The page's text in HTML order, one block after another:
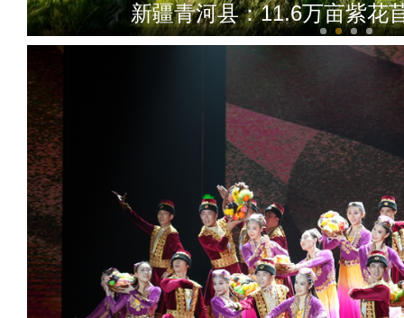
新疆青河县：11.6万亩紫花